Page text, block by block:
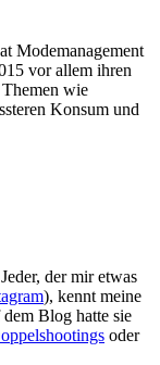
Modemanagement
vor allem ihren
wie
Konsum und
der mir etwas
), kennt meine
Blog hatte sie
oder